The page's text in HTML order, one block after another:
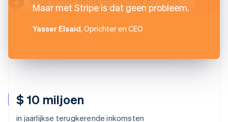
$ 10 miljoen
in jaarlijkse terugkerende inkomsten
Maar met Stripe is dat geen probleem.
Yasser Elsaid, Oprichter en CEO